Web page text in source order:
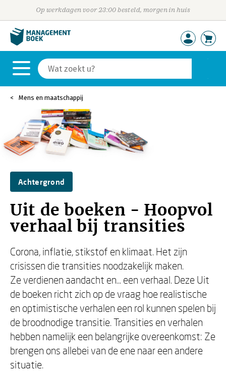
Op werkdagen voor 23:00 besteld, morgen in huis
Mens en maatschappij
Achtergrond
Uit de boeken - Hoopvol
verhaal bij transities
Corona, inflatie, stikstof en klimaat. Het zijn
crisissen die transities noodzakelijk maken.
Ze verdienen aandacht en... een verhaal. Deze Uit
de boeken richt zich op de vraag hoe realistische
en optimistische verhalen een rol kunnen spelen bij
de broodnodige transitie. Transities en verhalen
hebben namelijk een belangrijke overeenkomst: Ze
brengen ons allebei van de ene naar een andere
situatie.